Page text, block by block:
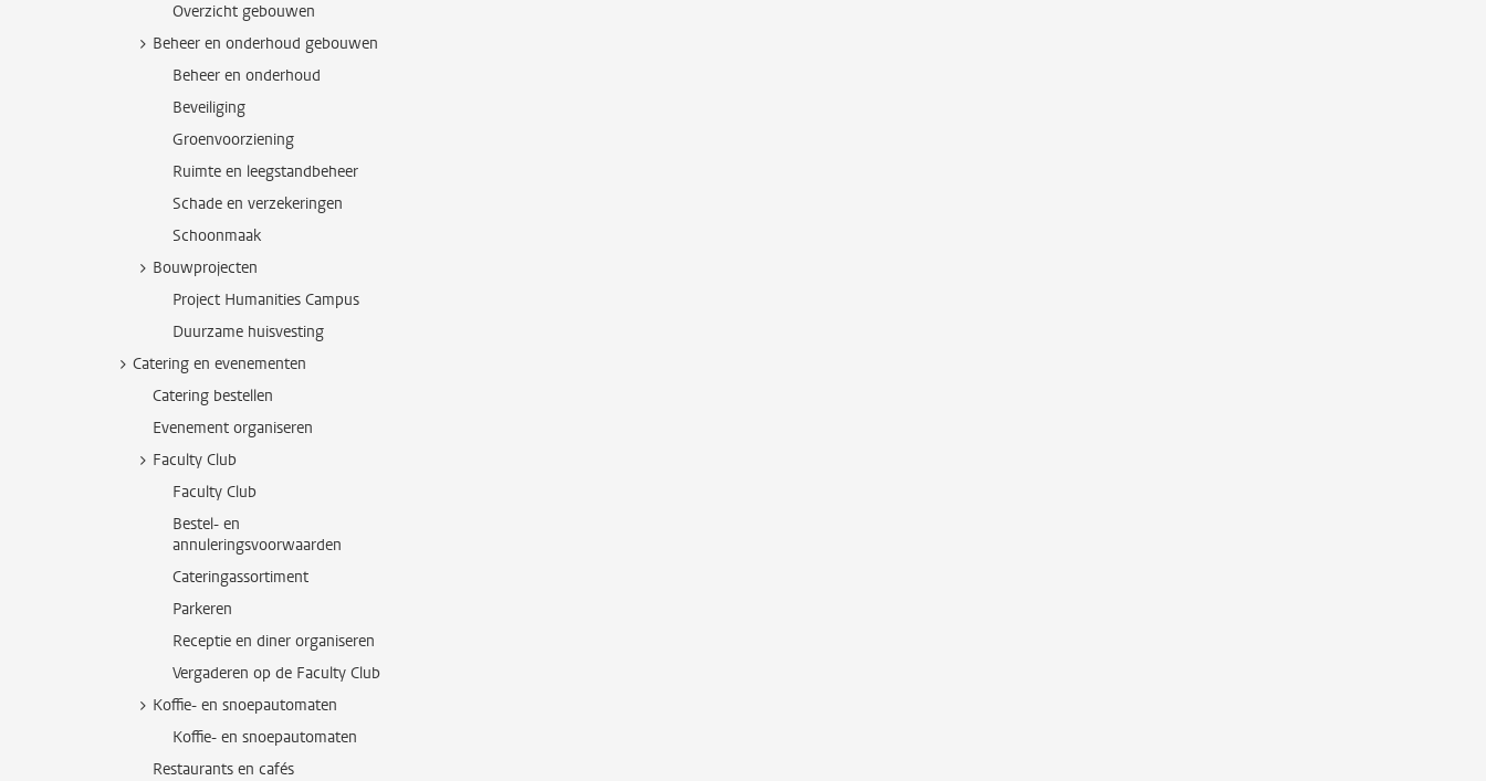
Overzicht gebouwen
Beheer en onderhoud gebouwen
Beheer en onderhoud
Beveiliging
Groenvoorziening
Ruimte en leegstandbeheer
Schade en verzekeringen
Schoonmaak
Bouwprojecten
Project Humanities Campus
Duurzame huisvesting
Catering en evenementen
Catering bestellen
Evenement organiseren
Faculty Club
Faculty Club
Bestel- en
annuleringsvoorwaarden
Cateringassortiment
Parkeren
Receptie en diner organiseren
Vergaderen op de Faculty Club
Koffie- en snoepautomaten
Koffie- en snoepautomaten
Restaurants en cafés